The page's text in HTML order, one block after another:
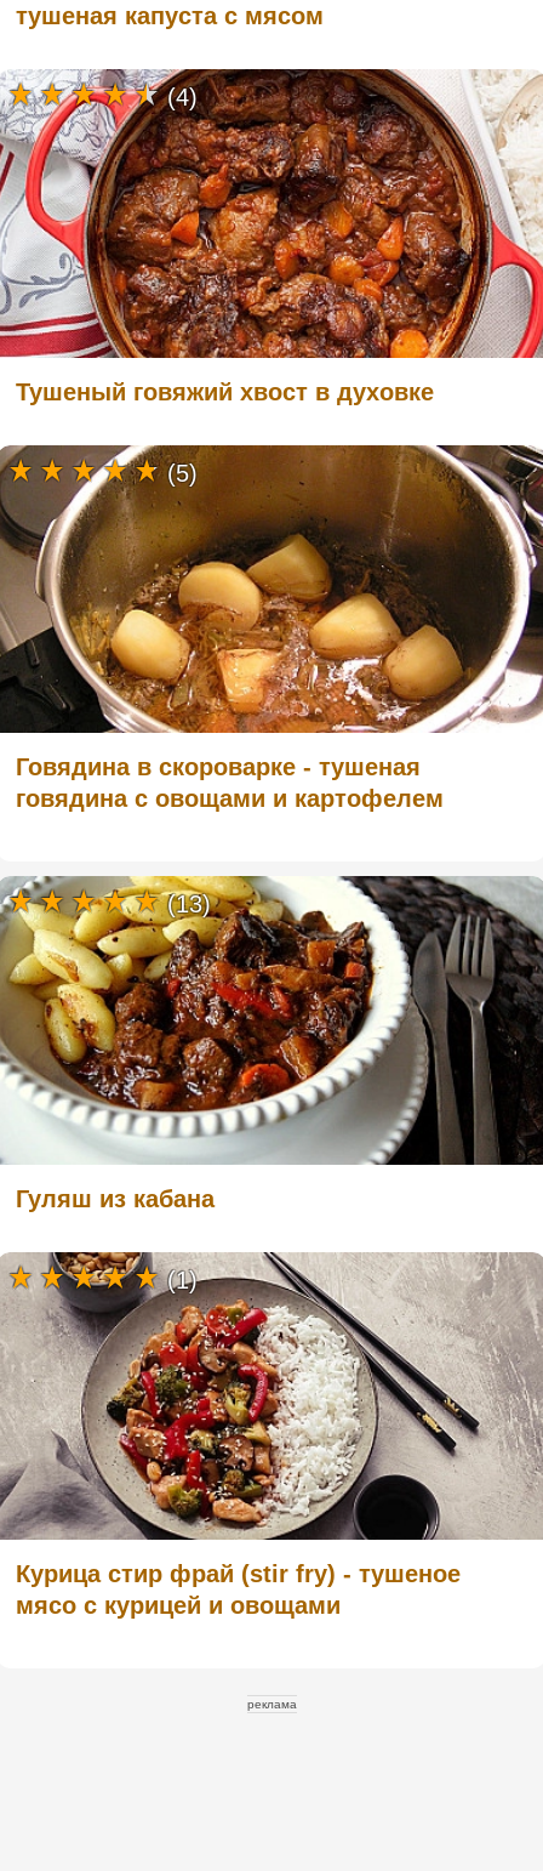
тушеная капуста с мясом
Тушеный говяжий хвост в духовке
(4)
Говядина в скороварке - тушеная
говядина с овощами и картофелем
(5)
Гуляш из кабана
(13)
Курица стир фрай (stir fry) - тушеное
мясо с курицей и овощами
(1)
реклама